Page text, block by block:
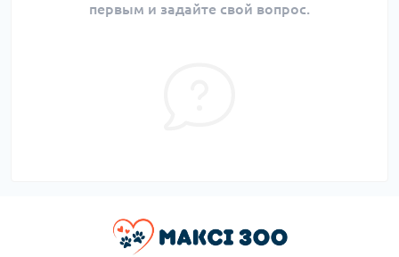
первым и задайте свой вопрос.